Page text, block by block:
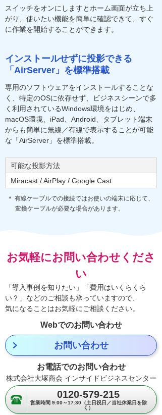
スイッチをオンにしますとホーム画面が立ち上
がり、使いたい機能を簡単に確認できて、すぐ
に作業を開始することができます。
インストールせずに投影できる
「AirServer」を標準搭載
専用のソフトウェアをインストールすることな
く、特定のOSに依存せず、ビジネスシーンで多
く利用されているWindows環境をはじめ、
macOS環境、iPad、Android、タブレット端末
からも簡単に無線／有線で表示することが可能
な「AirServer」を標準搭載。
可能な投影方法
Miracast / AirPlay / Google Cast
＊ 有線ケーブルでの接続ではお使いの端末に応じて、
変換ケーブルが必要な場合があります。
お気軽にお問い合わせくださ
い
「導入事例を知りたい」「費用はいくらくら
い？」などのご相談も承っていますので、
気になることはお気軽にご相談ください。
Webでのお問い合わせ
お問い合わせ
お電話でのお問い合わせ
株式会社大塚商会 インサイドビジネスセンター
0120-579-215
営業時間 9:00～17:30（土日祝日／当社休業日を除
く）